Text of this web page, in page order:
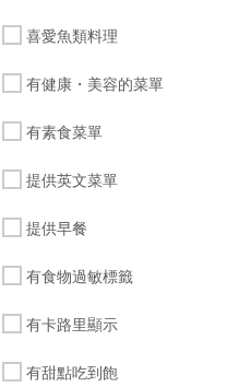
喜愛魚類料理
有健康・美容的菜單
有素食菜單
提供英文菜單
提供早餐
有食物過敏標籤
有卡路里顯示
有甜點吃到飽